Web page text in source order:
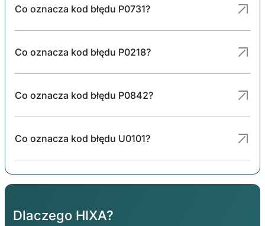
Co oznacza kod błędu P0731?
Co oznacza kod błędu P0218?
Co oznacza kod błędu P0842?
Co oznacza kod błędu U0101?
Dlaczego HIXA?